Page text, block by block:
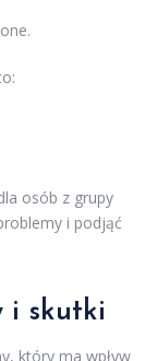
osób z grupy
i podjąć
i skutki
który ma wpływ